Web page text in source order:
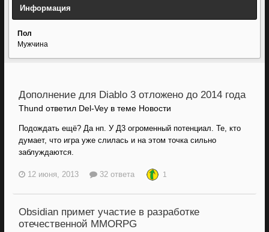
Информация
Пол
Мужчина
Дополнение для Diablo 3 отложено до 2014 года
Thund ответил Del-Vey в теме Новости
Подождать ещё? Да нп. У Д3 огроменный потенциал. Те, кто
думает, что игра уже слилась и на этом точка сильно
заблуждаются.
12 июня, 2013 32 ответа 1
Obsidian примет участие в разработке
отечественной MMORPG